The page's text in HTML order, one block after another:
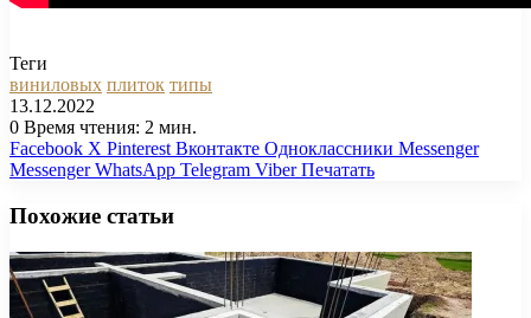
Теги
виниловых плиток типы
13.12.2022
0 Время чтения: 2 мин.
Facebook X Pinterest Вконтакте Одноклассники Messenger
Messenger WhatsApp Telegram Viber Печатать
Похожие статьи